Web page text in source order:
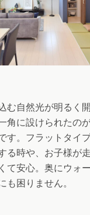
む自然光が明るく
角に設けられたの
す。フラットタイ
る時や、お子様が
て安心。奥にウォ
も困りません。